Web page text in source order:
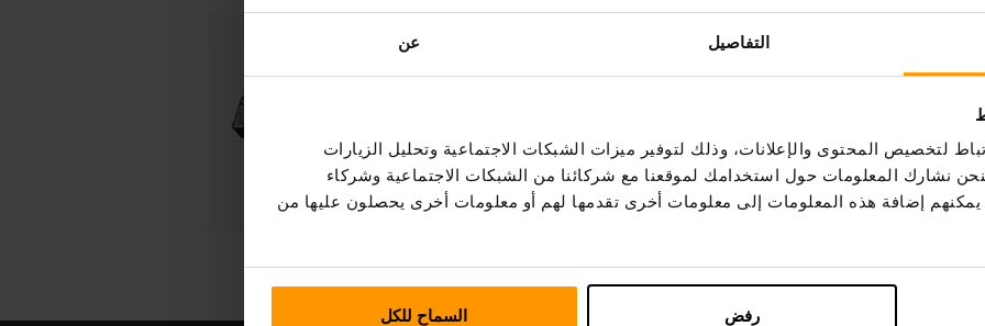
التفاصيل عن
لتخصيص المحتوى والإعلانات، وذلك لتوفير ميزات الشبكات الاجتماعية وتحليل الزيارات
فنحن نشارك المعلومات حول استخدامك لموقعنا مع شركائنا من الشبكات الاجتماعية وشركاء
يمكنهم إضافة هذه المعلومات إلى معلومات أخرى تقدمها لهم أو معلومات أخرى يحصلون عليها من
رفض السماح للكل
→ إضافة خادم اللعبة → SorceryCraft)
استمتع باللعب على الخادم!